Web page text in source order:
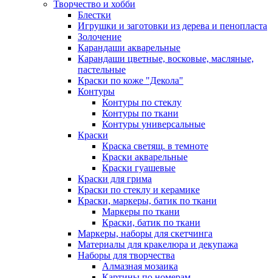
Творчество и хобби
Блестки
Игрушки и заготовки из дерева и пенопласта
Золочение
Карандаши акварельные
Карандаши цветные, восковые, масляные,
пастельные
Краски по коже "Декола"
Контуры
Контуры по стеклу
Контуры по ткани
Контуры универсальные
Краски
Краска светящ. в темноте
Краски акварельные
Краски гуашевые
Краски для грима
Краски по стеклу и керамике
Краски, маркеры, батик по ткани
Маркеры по ткани
Краски, батик по ткани
Маркеры, наборы для скетчинга
Материалы для кракелюра и декупажа
Наборы для творчества
Алмазная мозаика